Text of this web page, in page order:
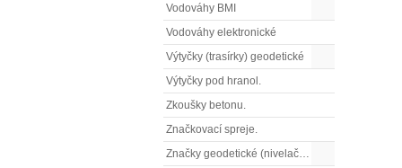
Vodováhy BMI
Vodováhy elektronické
Výtyčky (trasírky) geodetické
Výtyčky pod hranol.
Zkoušky betonu.
Značkovací spreje.
Značky geodetické (nivelační)